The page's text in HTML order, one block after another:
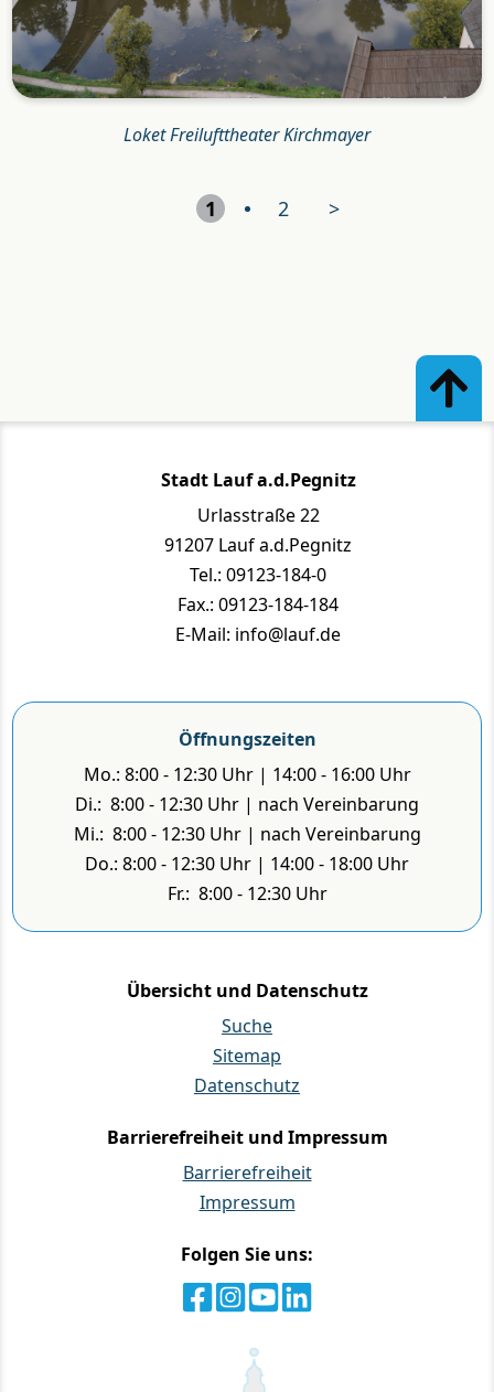
Loket Freilufttheater Kirchmayer
1 2 >
Stadt Lauf a.d.Pegnitz
Urlasstraße 22
91207 Lauf a.d.Pegnitz
Tel.: 09123-184-0
Fax.: 09123-184-184
E-Mail: info@lauf.de
Öffnungszeiten
Mo.: 8:00 - 12:30 Uhr | 14:00 - 16:00 Uhr
Di.: 8:00 - 12:30 Uhr | nach Vereinbarung
Mi.: 8:00 - 12:30 Uhr | nach Vereinbarung
Do.: 8:00 - 12:30 Uhr | 14:00 - 18:00 Uhr
Fr.: 8:00 - 12:30 Uhr
Übersicht und Datenschutz
Suche
Sitemap
Datenschutz
Barrierefreiheit und Impressum
Barrierefreiheit
Impressum
Folgen Sie uns: